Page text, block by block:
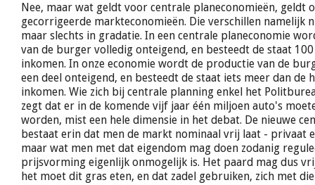
Nee, maar wat geldt voor centrale planeconomieën, geldt
gecorrigeerde markteconomieën. Die verschillen namelijk
maar slechts in gradatie. In een centrale planeconomie
van de burger volledig onteigend, en besteedt de staat
inkomen. In onze economie wordt de productie van de
een deel onteigend, en besteedt de staat iets meer dan de
inkomen. Wie zich bij centrale planning enkel het
zegt dat er in de komende vijf jaar één miljoen auto's
worden, mist een hele dimensie in het debat. De nieuwe
bestaat erin dat men de markt nominaal vrij laat - privaat
maar wat men met dat eigendom mag doen zodanig
prijsvorming eigenlijk onmogelijk is. Het paard mag dus
het moet dit gras eten, en dat zadel gebruiken, zich met